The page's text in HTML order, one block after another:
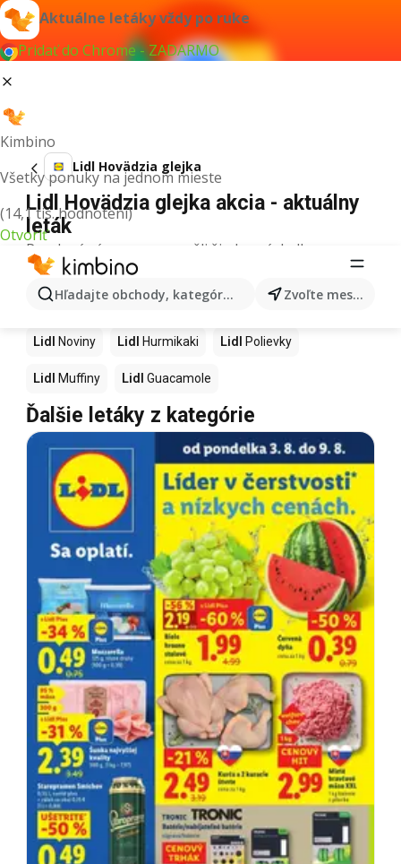
Aktuálne letáky vždy po ruke
Pridať do Chrome - ZADARMO
Kimbino
Všetky ponuky na jednom mieste
(14,1 tis. hodnotení)
Otvoriť
Hľadajte obchody, kategórie, produkty... Zvoľte mesto
Lidl Hovädzia glejka
Lidl Hovädzia glejka akcia - aktuálny
leták
Pre daný výraz sme nenašli žiadne výsledky.
Ďalšie produkty v obchodoch Lidl
Lidl Kapor Ashwagandha Nintendo Switch
Lidl Noviny Lidl Hurmikaki Lidl Polievky
Lidl Muffiny Lidl Guacamole
Ďalšie letáky z kategórie